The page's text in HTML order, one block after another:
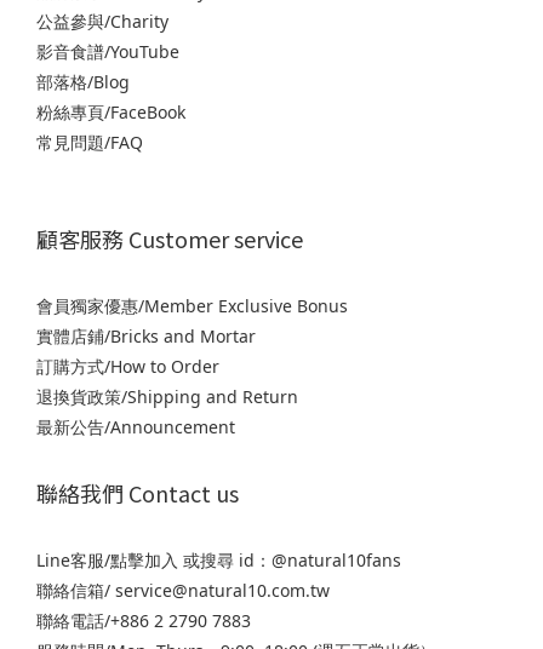
公益參與/Charity
影音食譜/YouTube
部落格/Blog
粉絲專頁/FaceBook
常見問題/FAQ
顧客服務 Customer service
會員獨家優惠/Member Exclusive Bonus
實體店鋪/Bricks and Mortar
訂購方式/How to Order
退換貨政策/Shipping and Return
最新公告/Announcement
聯絡我們 Contact us
Line客服/點擊加入 或搜尋 id：@natural10fans
聯絡信箱/ service@natural10.com.tw
聯絡電話/+886 2 2790 7883